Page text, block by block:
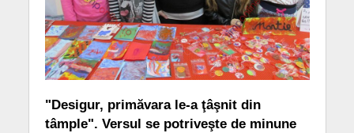
"Desigur, primăvara le-a ţâşnit din
tâmple". Versul se potriveşte de minune